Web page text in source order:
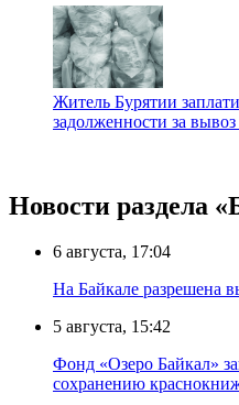
Житель Бурятии
задолженности за
Новости раздела
6 августа, 17:04
На Байкале разрешена
5 августа, 15:42
Фонд «Озеро Байкал»
сохранению